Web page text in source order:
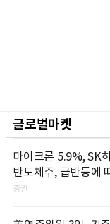
글로벌마켓
마이크론 5.9%, SK
반도체주, 급반등에
증권